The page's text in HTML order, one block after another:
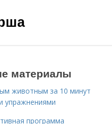
материалы
животным за 10 минут
упражнениями
программа